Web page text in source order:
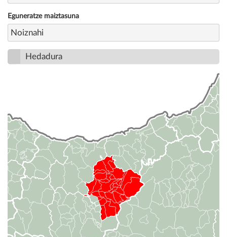
Eguneratze maiztasuna
Noiznahi
Hedadura